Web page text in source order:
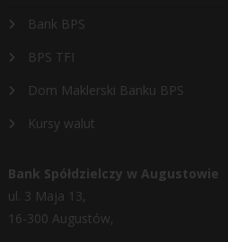
Bank BPS
BPS TFI
Dom Maklerski Banku BPS
Kursy walut
Bank Spółdzielczy w Augustowie
ul. 3 Maja 13,
16-300 Augustów,